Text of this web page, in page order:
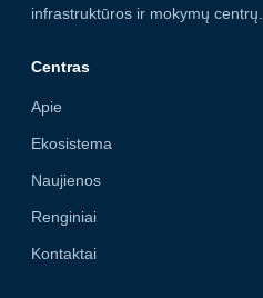
infrastruktūros ir mokymų centrų.
Centras
Apie
Ekosistema
Naujienos
Renginiai
Kontaktai